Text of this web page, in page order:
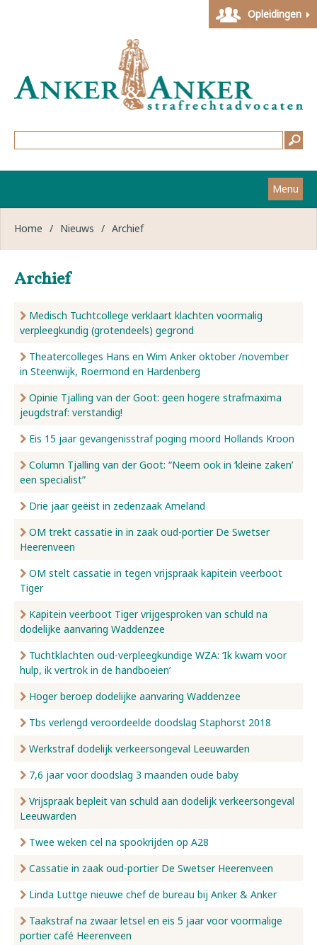
Opleidingen
Menu
Home
Strafzaken
Werkwijze
Nieuws
Over ons
Contact
Home / Nieuws / Archief
Archief
Medisch Tuchtcollege verklaart klachten voormalig
verpleegkundig (grotendeels) gegrond
Theatercolleges Hans en Wim Anker oktober /november
in Steenwijk, Roermond en Hardenberg
Opinie Tjalling van der Goot: geen hogere strafmaxima
jeugdstraf: verstandig!
Eis 15 jaar gevangenisstraf poging moord Hollands Kroon
Column Tjalling van der Goot: “Neem ook in ‘kleine zaken’
een specialist”
Drie jaar geëist in zedenzaak Ameland
OM trekt cassatie in in zaak oud-portier De Swetser
Heerenveen
OM stelt cassatie in tegen vrijspraak kapitein veerboot
Tiger
Kapitein veerboot Tiger vrijgesproken van schuld na
dodelijke aanvaring Waddenzee
Tuchtklachten oud-verpleegkundige WZA: ‘Ik kwam voor
hulp, ik vertrok in de handboeien’
Hoger beroep dodelijke aanvaring Waddenzee
Tbs verlengd veroordeelde doodslag Staphorst 2018
Werkstraf dodelijk verkeersongeval Leeuwarden
7,6 jaar voor doodslag 3 maanden oude baby
Vrijspraak bepleit van schuld aan dodelijk verkeersongeval
Leeuwarden
Twee weken cel na spookrijden op A28
Cassatie in zaak oud-portier De Swetser Heerenveen
Linda Luttge nieuwe chef de bureau bij Anker & Anker
Taakstraf na zwaar letsel en eis 5 jaar voor voormalige
portier café Heerenveen